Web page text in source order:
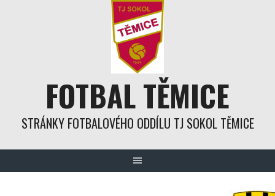
FOTBAL TĚMICE
STRÁNKY FOTBALOVÉHO ODDÍLU TJ SOKOL TĚMICE